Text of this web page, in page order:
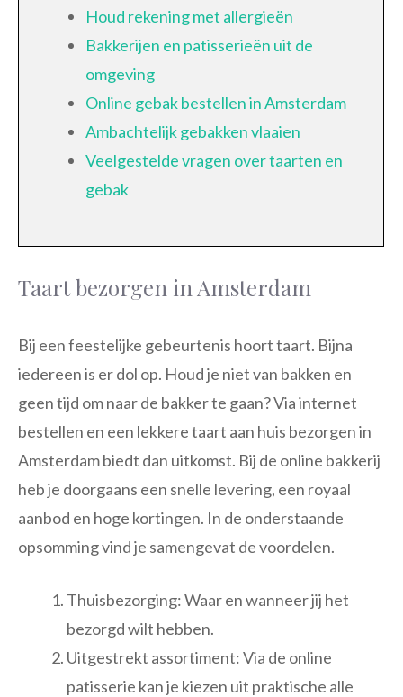
Houd rekening met allergieën
Bakkerijen en patisserieën uit de
omgeving
Online gebak bestellen in Amsterdam
Ambachtelijk gebakken vlaaien
Veelgestelde vragen over taarten en
gebak
Taart bezorgen in Amsterdam
Bij een feestelijke gebeurtenis hoort taart. Bijna
iedereen is er dol op. Houd je niet van bakken en
geen tijd om naar de bakker te gaan? Via internet
bestellen en een lekkere taart aan huis bezorgen in
Amsterdam biedt dan uitkomst. Bij de online bakkerij
heb je doorgaans een snelle levering, een royaal
aanbod en hoge kortingen. In de onderstaande
opsomming vind je samengevat de voordelen.
Thuisbezorging: Waar en wanneer jij het
bezorgd wilt hebben.
Uitgestrekt assortiment: Via de online
patisserie kan je kiezen uit praktische alle